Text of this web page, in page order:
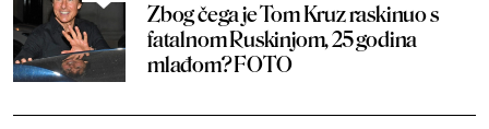
Zbog čega je Tom Kruz raskinuo s
fatalnom Ruskinjom, 25 godina
mlađom? FOTO